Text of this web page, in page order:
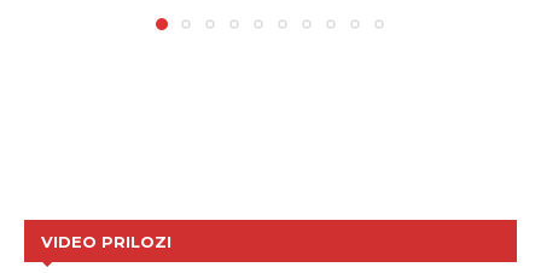
VIDEO PRILOZI